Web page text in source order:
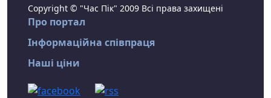
Copyright © "Час Пік" 2009 Всі права захищені
Про портал
Інформаційна співпраця
Наші ціни